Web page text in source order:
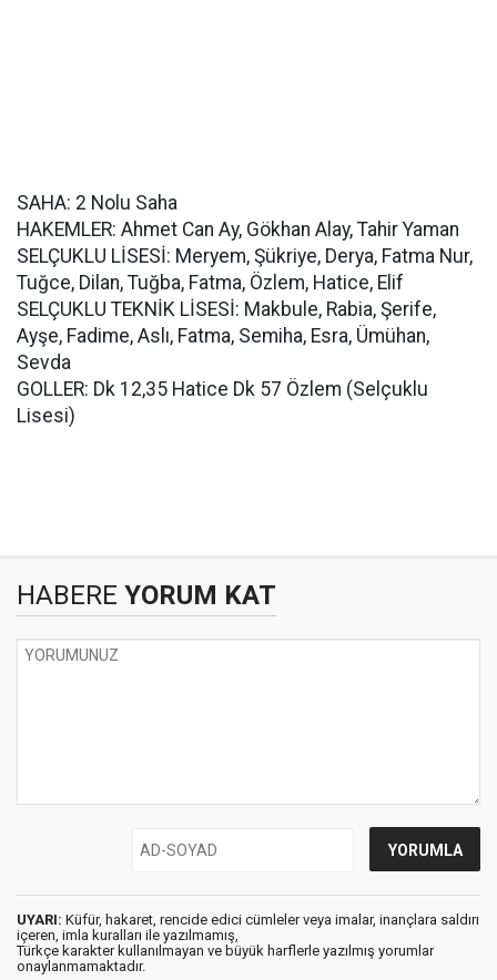
SAHA: 2 Nolu Saha
HAKEMLER: Ahmet Can Ay, Gökhan Alay, Tahir Yaman
SELÇUKLU LİSESİ: Meryem, Şükriye, Derya, Fatma Nur,
Tuğce, Dilan, Tuğba, Fatma, Özlem, Hatice, Elif
SELÇUKLU TEKNİK LİSESİ: Makbule, Rabia, Şerife,
Ayşe, Fadime, Aslı, Fatma, Semiha, Esra, Ümühan,
Sevda
GOLLER: Dk 12,35 Hatice Dk 57 Özlem (Selçuklu
Lisesi)
HABERE YORUM KAT
UYARI: Küfür, hakaret, rencide edici cümleler veya imalar, inançlara saldırı
içeren, imla kuralları ile yazılmamış,
Türkçe karakter kullanılmayan ve büyük harflerle yazılmış yorumlar
onaylanmamaktadır.